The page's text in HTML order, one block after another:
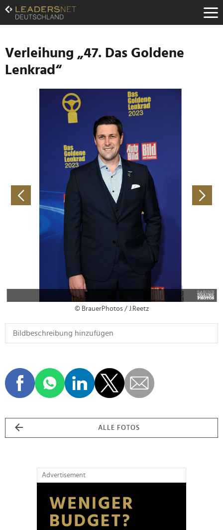
Zum
Inhalt
Zur
Navigation
Zur
Hauptnavigation
Verleihung „47. Das Goldene
Lenkrad“
© BrauerPhotos / J.Reetz
ALLE FOTOS
Advertisement